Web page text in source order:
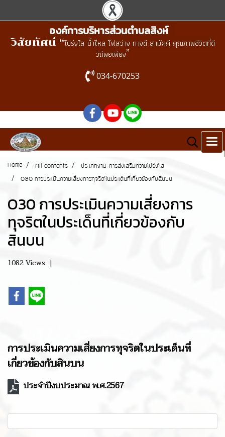
องค์การบริหารส่วนตำบลสิงห์
วิสัยทัศน์ “โปร่งใส น้ำไหล ไฟสว่าง ทางดี สามัคคี คุณภาพชีวิตที่ดี
วิถีพอเพียง”
034-670253
Home All contents ประเภทงาน-การส่งเสริมความโปร่งใส
O30 การประเมินความเสี่ยงการทุจริตในประเด็นที่เกี่ยวข้องกับสินบน
O30 การประเมินความเสี่ยงการ
ทุจริตในประเด็นที่เกี่ยวข้องกับ
สินบน
1082 Views |
การประเมินความเสี่ยงการทุจริตในประเด็นที่
เกี่ยวข้องกับสินบน
ประจำปีงบประมาณ พ.ศ.2567